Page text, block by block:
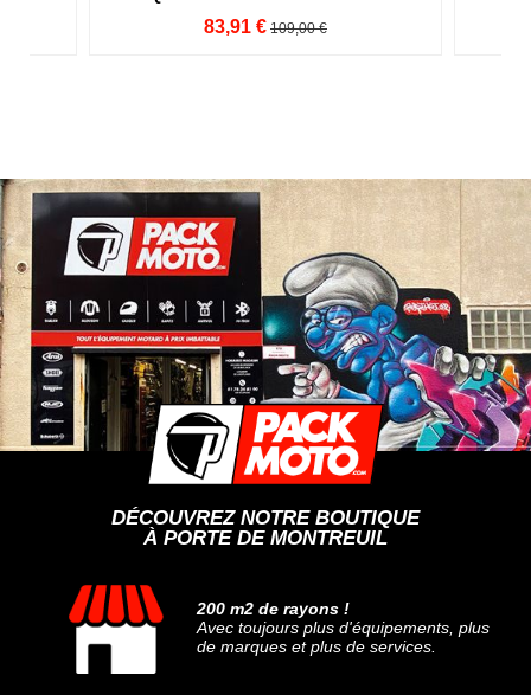
83,91 € 109,00 €
DÉCOUVREZ NOTRE BOUTIQUE
À PORTE DE MONTREUIL
200 m2 de rayons !
Avec toujours plus d'équipements, plus
de marques et plus de services.